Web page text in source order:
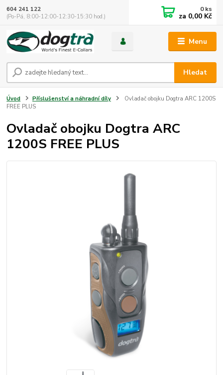
Menu
Hledat
604 241 122
(Po-Pá, 8:00-12:00-12:30-15:30 hod.)
0ks
za 0,00 Kč
Úvod Příslušenství a náhradní díly
Ovladač obojku Dogtra ARC 1200S
FREE PLUS
Ovladač obojku Dogtra ARC
1200S FREE PLUS